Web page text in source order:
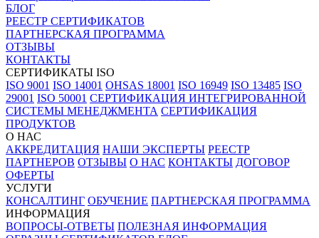
БЛОГ
РЕЕСТР СЕРТИФИКАТОВ
ПАРТНЕРСКАЯ ПРОГРАММА
ОТЗЫВЫ
КОНТАКТЫ
СЕРТИФИКАТЫ ISO
ISO 9001 ISO 14001 OHSAS 18001 ISO 16949 ISO 13485 ISO
29001 ISO 50001 СЕРТИФИКАЦИЯ ИНТЕГРИРОВАННОЙ
СИСТЕМЫ МЕНЕДЖМЕНТА СЕРТИФИКАЦИЯ
ПРОДУКТОВ
О НАС
АККРЕДИТАЦИЯ НАШИ ЭКСПЕРТЫ РЕЕСТР
ПАРТНЕРОВ ОТЗЫВЫ О НАС КОНТАКТЫ ДОГОВОР
ОФЕРТЫ
УСЛУГИ
КОНСАЛТИНГ ОБУЧЕНИЕ ПАРТНЕРСКАЯ ПРОГРАММА
ИНФОРМАЦИЯ
ВОПРОСЫ-ОТВЕТЫ ПОЛЕЗНАЯ ИНФОРМАЦИЯ